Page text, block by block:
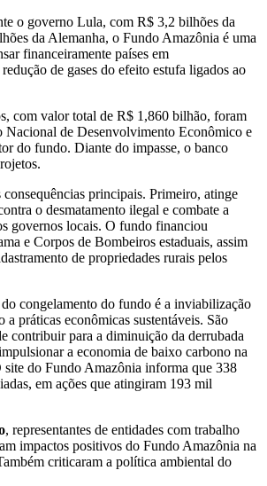
o governo Lula, com R$ 3,2 bilhões da
da Alemanha, o Fundo Amazônia é uma
financeiramente países em
de gases do efeito estufa ligados ao
com valor total de R$ 1,860 bilhão, foram
Nacional de Desenvolvimento Econômico e
do fundo. Diante do impasse, o banco
consequências principais. Primeiro, atinge
o desmatamento ilegal e combate a
governos locais. O fundo financiou
e Corpos de Bombeiros estaduais, assim
de propriedades rurais pelos
congelamento do fundo é a inviabilização
a práticas econômicas sustentáveis. São
contribuir para a diminuição da derrubada
a economia de baixo carbono na
do Fundo Amazônia informa que 338
em ações que atingiram 193 mil
, representantes de entidades com trabalho
impactos positivos do Fundo Amazônia na
criticaram a política ambiental do